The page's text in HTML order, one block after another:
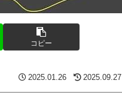
コピー
2025.01.26 2025.09.27